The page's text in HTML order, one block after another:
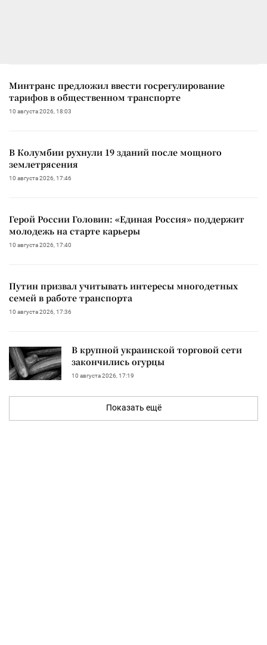
Минтранс предложил ввести госрегулирование
тарифов в общественном транспорте
10 августа 2026, 18:03
В Колумбии рухнули 19 зданий после мощного
землетрясения
10 августа 2026, 17:46
Герой России Головин: «Единая Россия» поддержит
молодежь на старте карьеры
10 августа 2026, 17:40
Путин призвал учитывать интересы многодетных
семей в работе транспорта
10 августа 2026, 17:36
В крупной украинской торговой сети
закончились огурцы
10 августа 2026, 17:19
Показать ещё